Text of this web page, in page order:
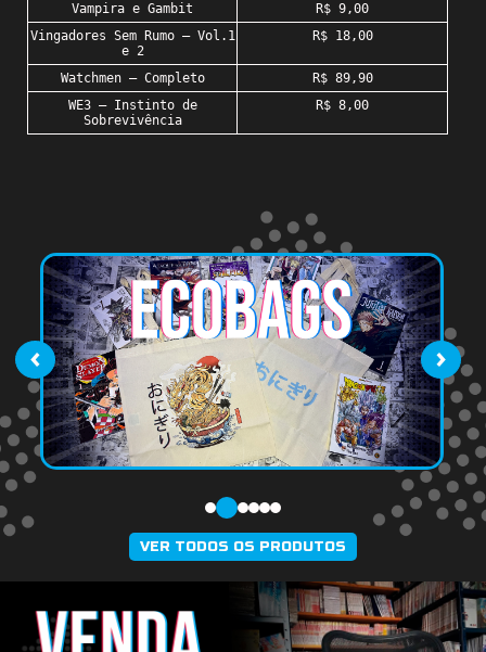
Vampira e Gambit
R$ 9,00
Vingadores Sem Rumo – Vol.1
e 2
R$ 18,00
Watchmen – Completo
R$ 89,90
WE3 – Instinto de
Sobrevivência
R$ 8,00
‹ ›
VER TODOS OS PRODUTOS